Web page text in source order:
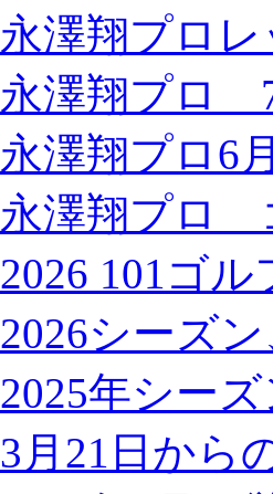
永澤翔プロ
永澤翔プロ
永澤翔プロ6
永澤翔プロ
2026 101ゴル
2026シーズ
2025年シー
3月21日から